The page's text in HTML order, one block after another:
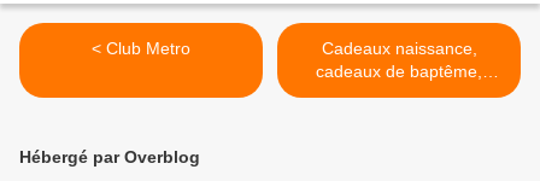
< Club Metro
Cadeaux naissance,
cadeaux de baptême,
chambre bébé, bijoux
Hébergé par Overblog